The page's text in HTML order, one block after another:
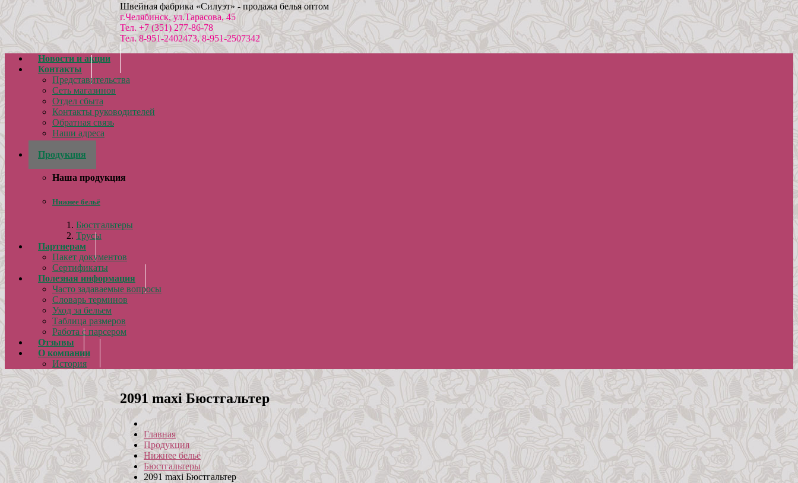
Швейная фабрика «Силуэт» - продажа белья оптом
г.Челябинск, ул.Тарасова, 45
Тел. +7 (351) 277-86-78
Тел. 8-951-2402473, 8-951-2507342
Новости и акции
Контакты
Представительства
Сеть магазинов
Отдел сбыта
Контакты руководителей
Обратная связь
Наши адреса
Реквизиты
Продукция
Наша продукция
Нижнее бельё
Бюстгальтеры
Трусы
Партнерам
Пакет документов
Сертификаты
Полезная информация
Часто задаваемые вопросы
Словарь терминов
Уход за бельем
Таблица размеров
Работа с парсером
Отзывы
О компании
История
2091 maxi Бюстгальтер
Главная
Продукция
Нижнее бельё
Бюстгальтеры
2091 maxi Бюстгальтер